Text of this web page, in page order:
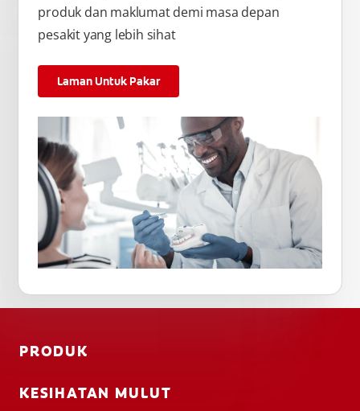
produk dan maklumat demi masa depan
pesakit yang lebih sihat
Laman Untuk Pakar
PRODUK
KESIHATAN MULUT